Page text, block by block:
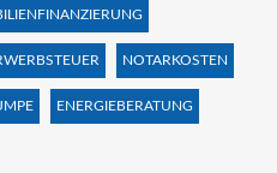
NOTARKOSTEN
ENERGIEBERATUNG